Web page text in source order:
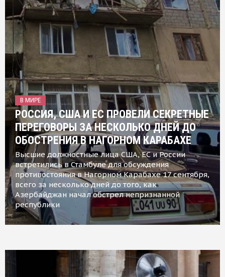
В МИРЕ
РОССИЯ, США И ЕС ПРОВЕЛИ СЕКРЕТНЫЕ
ПЕРЕГОВОРЫ ЗА НЕСКОЛЬКО ДНЕЙ ДО
ОБОСТРЕНИЯ В НАГОРНОМ КАРАБАХЕ
Высшие должностные лица США, ЕС и России
встретились в Стамбуле для обсуждения
противостояния в Нагорном Карабахе 17 сентября,
всего за несколько дней до того, как
Азербайджан начал обстрел непризнанной
республики